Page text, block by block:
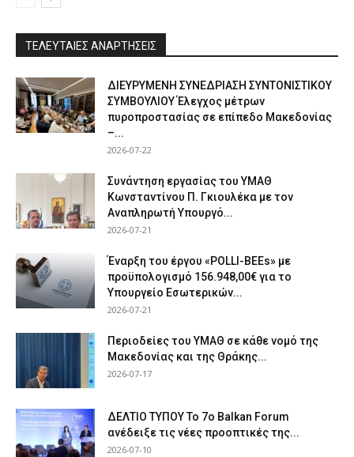
ΤΕΛΕΥΤΑΙΕΣ ΑΝΑΡΤΗΣΕΙΣ
ΔΙΕΥΡΥΜΕΝΗ ΣΥΝΕΔΡΙΑΣΗ ΣΥΝΤΟΝΙΣΤΙΚΟΥ
ΣΥΜΒΟΥΛΙΟΥ Έλεγχος μέτρων
πυροπροστασίας σε επίπεδο Μακεδονίας
–...
2026-07-22
Συνάντηση εργασίας του ΥΜΑΘ
Κωνσταντίνου Π. Γκιουλέκα με τον
Αναπληρωτή Υπουργό...
2026-07-21
Έναρξη του έργου «POLLI-BEEs» με
προϋπολογισμό 156.948,00€ για το
Υπουργείο Εσωτερικών...
2026-07-21
Περιοδείες του ΥΜΑΘ σε κάθε νομό της
Μακεδονίας και της Θράκης...
2026-07-17
ΔΕΛΤΙΟ ΤΥΠΟΥ Το 7ο Balkan Forum
ανέδειξε τις νέες προοπτικές της...
2026-07-10